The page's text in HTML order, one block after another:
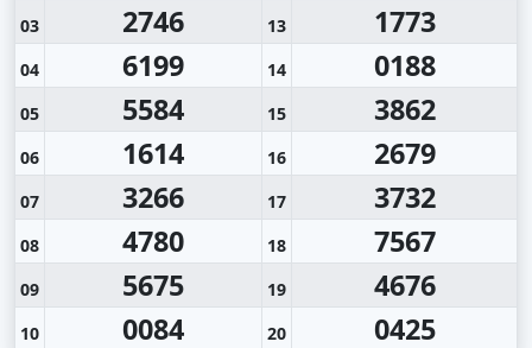
03 2746 13 1773
04 6199 14 0188
05 5584 15 3862
06 1614 16 2679
07 3266 17 3732
08 4780 18 7567
09 5675 19 4676
10 0084 20
0425